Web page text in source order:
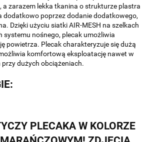
a zarazem lekka tkanina o strukturze plastra
dodatkowo poprzez dodanie dodatkowego,
Dzięki użyciu siatki AIR-MESH na szelkach
systemu nośnego, plecak umożliwia
powietrza. Plecak charakteryzuje się dużą
komfortową eksploatację nawet w
dużych obciążeniach.
PLECAKA W KOLORZE